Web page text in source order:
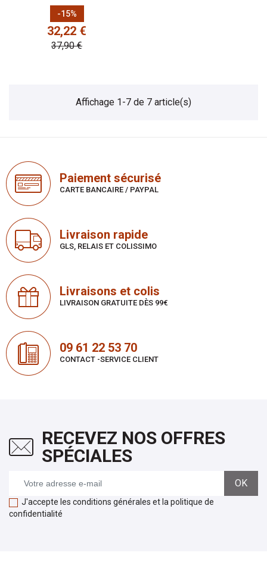
-15%
Prix
32,22 €
Prix de base
37,90 €
Affichage 1-7 de 7 article(s)
Paiement sécurisé
CARTE BANCAIRE / PAYPAL
Livraison rapide
GLS, RELAIS ET COLISSIMO
Livraisons et colis
LIVRAISON GRATUITE DÈS 99€
09 61 22 53 70
CONTACT -SERVICE CLIENT
RECEVEZ NOS OFFRES
SPÉCIALES
J'accepte les conditions générales et la politique de
confidentialité